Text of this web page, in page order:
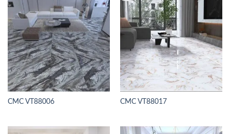
CMC VT88006 CMC VT88017